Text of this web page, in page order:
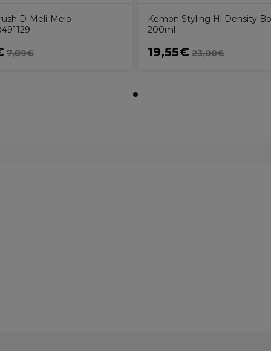
D-Meli-Melo
7,89€
Kemon Styling Hi Density
200ml
19,55€ 23,00€